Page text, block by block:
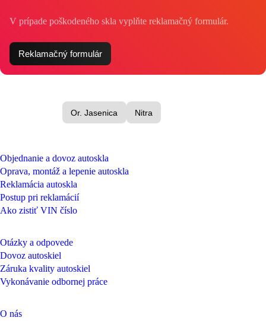
V prípade poškodeného skla vyplňte reklamačný formulár.
Reklamačný formulár
Or. Jasenica Nitra
Objednanie a dovoz autoskla
Oprava, montáž a lepenie autoskla
Reklamácia autoskla
Postup pri reklamácií
Ako zistiť VIN číslo
Otázky a odpovede
Dovoz autoskiel
Záruka kvality autoskiel
Vykonávanie odbornej práce
O nás